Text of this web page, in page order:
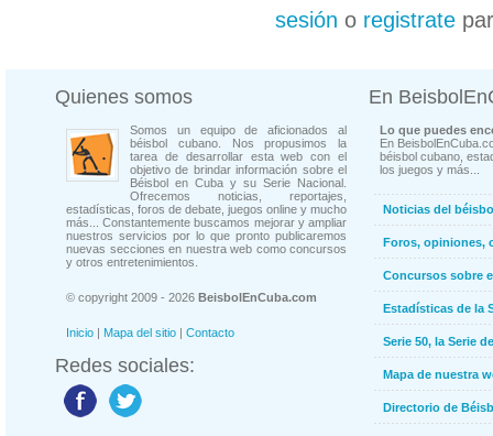
sesión o registrate
Quienes somos
Somos un equipo de aficionados al
béisbol cubano. Nos propusimos la
tarea de desarrollar esta web con el
objetivo de brindar información sobre el
Béisbol en Cuba y su Serie Nacional.
Ofrecemos noticias, reportajes,
estadísticas, foros de debate, juegos online y mucho
más... Constantemente buscamos mejorar y ampliar
nuestros servicios por lo que pronto publicaremos
nuevas secciones en nuestra web como concursos
y otros entretenimientos.
© copyright 2009 - 2026 BeisbolEnCuba.com
Inicio | Mapa del sitio | Contacto
Redes sociales:
En
Lo que puedes
En
béisbol cubano,
los juegos y más...
Noticias del
Foros, opiniones,
Concursos sobre
Estadísticas de la
Serie 50, la Serie
Mapa de nuestra
Directorio de